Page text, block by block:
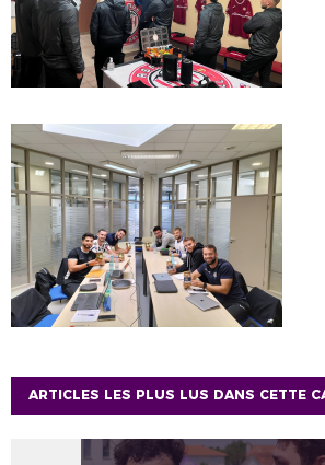
ARTICLES LES PLUS LUS DANS CETTE